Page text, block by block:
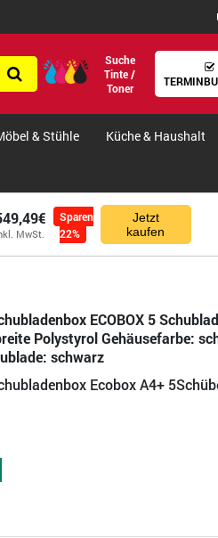
Suche
Tinte /
Toner
& Stühle Küche & Haushalt
MwSt.
Sparen
22%
Jetzt
kaufen
ECOBOX 5
Polystyrol Gehäusefarbe:
schwarz
Ecobox A4+